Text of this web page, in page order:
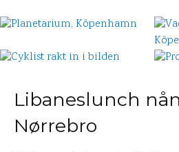
Libaneslunch
Nørrebro